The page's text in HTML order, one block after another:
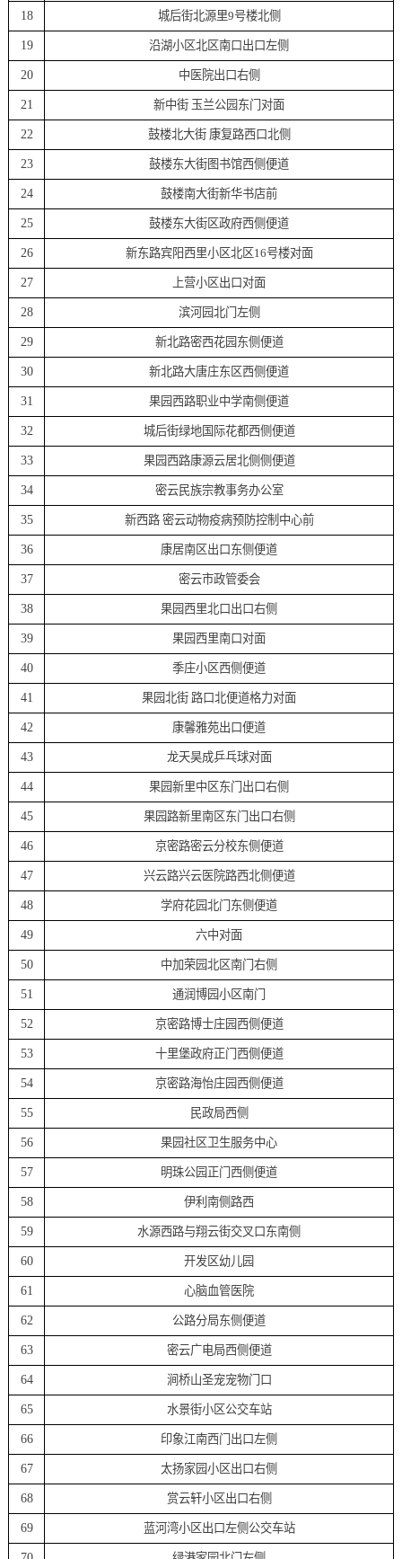
18 城后街北源里9号楼北侧
19 沿湖小区北区南口出口左侧
20 中医院出口右侧
21 新中街 玉兰公园东门对面
22 鼓楼北大街 康复路西口北侧
23 鼓楼东大街图书馆西侧便道
24 鼓楼南大街新华书店前
25 鼓楼东大街区政府西侧便道
26 新东路宾阳西里小区北区16号楼对面
27 上营小区出口对面
28 滨河园北门左侧
29 新北路密西花园东侧便道
30 新北路大唐庄东区西侧便道
31 果园西路职业中学南侧便道
32 城后街绿地国际花都西侧便道
33 果园西路康源云居北侧侧便道
34 密云民族宗教事务办公室
35 新西路 密云动物疫病预防控制中心前
36 康居南区出口东侧便道
37 密云市政管委会
38 果园西里北口出口右侧
39 果园西里南口对面
40 季庄小区西侧便道
41 果园北街 路口北便道格力对面
42 康馨雅苑出口便道
43 龙天昊成乒乓球对面
44 果园新里中区东门出口右侧
45 果园路新里南区东门出口右侧
46 京密路密云分校东侧便道
47 兴云路兴云医院路西北侧便道
48 学府花园北门东侧便道
49 六中对面
50 中加荣园北区南门右侧
51 通润博园小区南门
52 京密路博士庄园西侧便道
53 十里堡政府正门西侧便道
54 京密路海怡庄园西侧便道
55 民政局西侧
56 果园社区卫生服务中心
57 明珠公园正门西侧便道
58 伊利南侧路西
59 水源西路与翔云街交叉口东南侧
60 开发区幼儿园
61 心脑血管医院
62 公路分局东侧便道
63 密云广电局西侧便道
64 涧桥山圣宠宠物门口
65 水景街小区公交车站
66 印象江南西门出口左侧
67 太扬家园小区出口右侧
68 赏云轩小区出口右侧
69 蓝河湾小区出口左侧公交车站